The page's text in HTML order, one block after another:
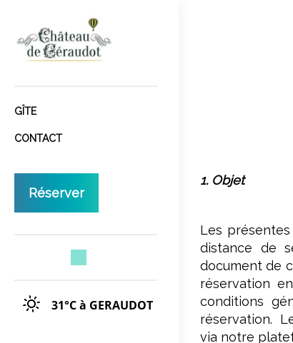
GÎTE
CONTACT
Réserver
31°Cà GERAUDOT
1. Objet
Les
distance de
document de
réservation
conditions
réservation.
via notre